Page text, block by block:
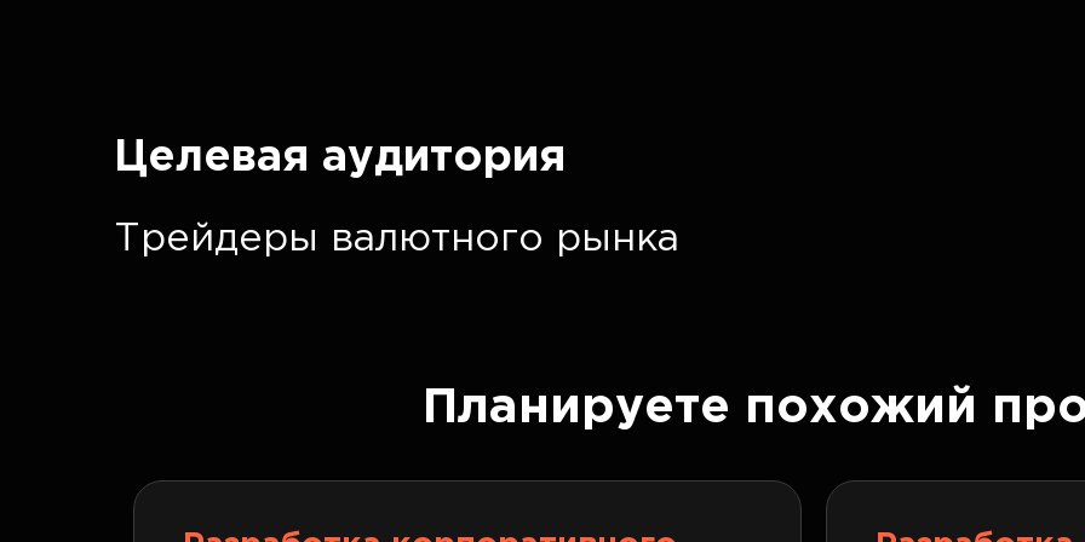
Целевая аудитория
Трейдеры валютного рынка
Планируете похожий